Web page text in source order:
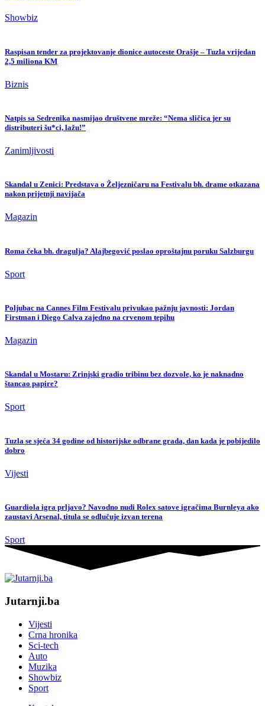
Showbiz
Raspisan tender za projektovanje dionice autoceste Orašje – Tuzla vrijedan
2,5 miliona KM
Biznis
Natpis sa Sedrenika nasmijao društvene mreže: “Nema sličica jer su
distributeri šu*ci, lažu!”
Zanimljivosti
Skandal u Zenici: Predstava o Željezničaru na Festivalu bh. drame otkazana
nakon prijetnji navijača
Magazin
Roma čeka bh. dragulja? Alajbegović poslao oproštajnu poruku Salzburgu
Sport
Poljubac na Cannes Film Festivalu privukao pažnju javnosti: Jordan
Firstman i Diego Calva zajedno na crvenom tepihu
Magazin
Skandal u Mostaru: Zrinjski gradio tribinu bez dozvole, ko je naknadno
štancao papire?
Sport
Tuzla se sjeća 34 godine od historijske odbrane grada, dan kada je pobijedilo
dobro
Vijesti
Guardiola igra prljavo? Navodno nudi Rolex satove igračima Burnleya ako
zaustavi Arsenal, titula se odlučuje izvan terena
Sport
Jutarnji.ba
Vijesti
Crna hronika
Sci-tech
Auto
Muzika
Showbiz
Sport